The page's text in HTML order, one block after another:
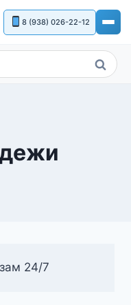
8 (938) 026-22-12
Поиск
24/7